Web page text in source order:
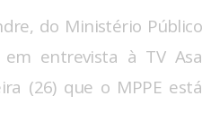
do Ministério Público
entrevista à TV Asa
(26) que o MPPE está